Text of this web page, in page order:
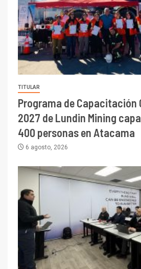
TITULAR
Programa de Capacitación
2027 de Lundin Mining
400 personas en Atacama
6 agosto, 2026